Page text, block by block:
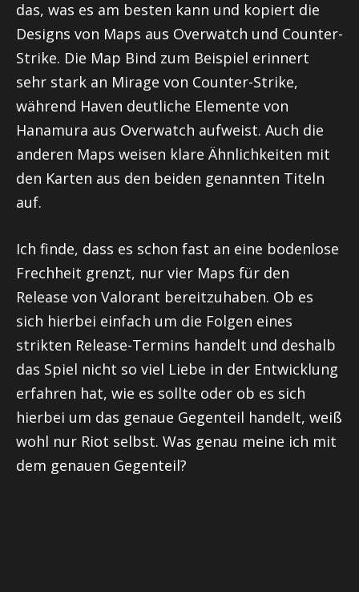
das, was es am besten kann und kopiert die
Designs von Maps aus Overwatch und Counter-
Strike. Die Map Bind zum Beispiel erinnert
sehr stark an Mirage von Counter-Strike,
während Haven deutliche Elemente von
Hanamura aus Overwatch aufweist. Auch die
anderen Maps weisen klare Ähnlichkeiten mit
den Karten aus den beiden genannten Titeln
auf.
Ich finde, dass es schon fast an eine bodenlose
Frechheit grenzt, nur vier Maps für den
Release von Valorant bereitzuhaben. Ob es
sich hierbei einfach um die Folgen eines
strikten Release-Termins handelt und deshalb
das Spiel nicht so viel Liebe in der Entwicklung
erfahren hat, wie es sollte oder ob es sich
hierbei um das genaue Gegenteil handelt, weiß
wohl nur Riot selbst. Was genau meine ich mit
dem genauen Gegenteil?